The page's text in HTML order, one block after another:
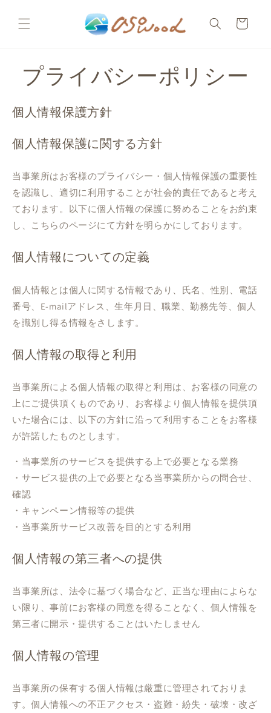
進む
ー
プライバシーポリシー
個人情報保護方針
個人情報保護に関する方針
当事業所はお客様のプライバシー・個人情報保護の重要性
を認識し、適切に利用することが社会的責任であると考え
ております。以下に個人情報の保護に努めることをお約束
し、こちらのページにて方針を明らかにしております。
個人情報についての定義
個人情報とは個人に関する情報であり、氏名、性別、電話
番号、E-mailアドレス、生年月日、職業、勤務先等、個人
を識別し得る情報をさします。
個人情報の取得と利用
当事業所による個人情報の取得と利用は、お客様の同意の
上にご提供頂くものであり、お客様より個人情報を提供頂
いた場合には、以下の方針に沿って利用することをお客様
が許諾したものとします。
・当事業所のサービスを提供する上で必要となる業務
・サービス提供の上で必要となる当事業所からの問合せ、
確認
・キャンペーン情報等の提供
・当事業所サービス改善を目的とする利用
個人情報の第三者への提供
当事業所は、法令に基づく場合など、正当な理由によらな
い限り、事前にお客様の同意を得ることなく、個人情報を
第三者に開示・提供することはいたしません
個人情報の管理
当事業所の保有する個人情報は厳重に管理されておりま
す。個人情報への不正アクセス・盗難・紛失・破壊・改ざ